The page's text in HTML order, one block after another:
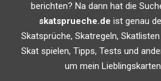
berichten? Na dann hat die
skatsprueche.de ist genau
Skatsprüche, Skatregeln,
Skat spielen, Tipps, Tests und
um mein